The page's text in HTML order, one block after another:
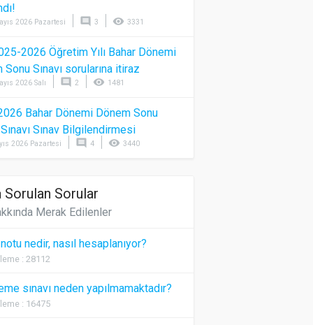
2026 Pazartesi comment 3 visibility 3331
2026 Öğretim Yılı Bahar Dönemi
Sonu Sınavı sorularına itiraz
2026 Salı comment 2 visibility 1481
Bahar Dönemi Dönem Sonu
Sınav Bilgilendirmesi
2026 Pazartesi comment 4 visibility 3440
Sorulan Sorular
Merak Edilenler
notu nedir, nasıl hesaplanıyor?
: 28112
sınavı neden yapılmamaktadır?
: 16475